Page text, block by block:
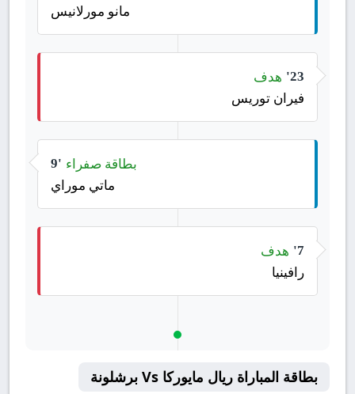
مانو مورلانيس
23' هدف
فيران توريس
9' بطاقة صفراء
ماتي موراي
7'
هدف
رافينيا
بطاقة المباراة ريال مايوركا Vs برشلونة